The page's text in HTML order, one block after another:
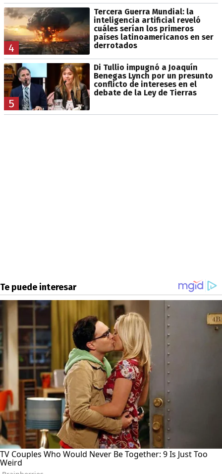
4
Tercera Guerra Mundial: la
inteligencia artificial reveló
cuáles serían los primeros
países latinoamericanos en ser
derrotados
5
Di Tullio impugnó a Joaquín
Benegas Lynch por un presunto
conflicto de intereses en el
debate de la Ley de Tierras